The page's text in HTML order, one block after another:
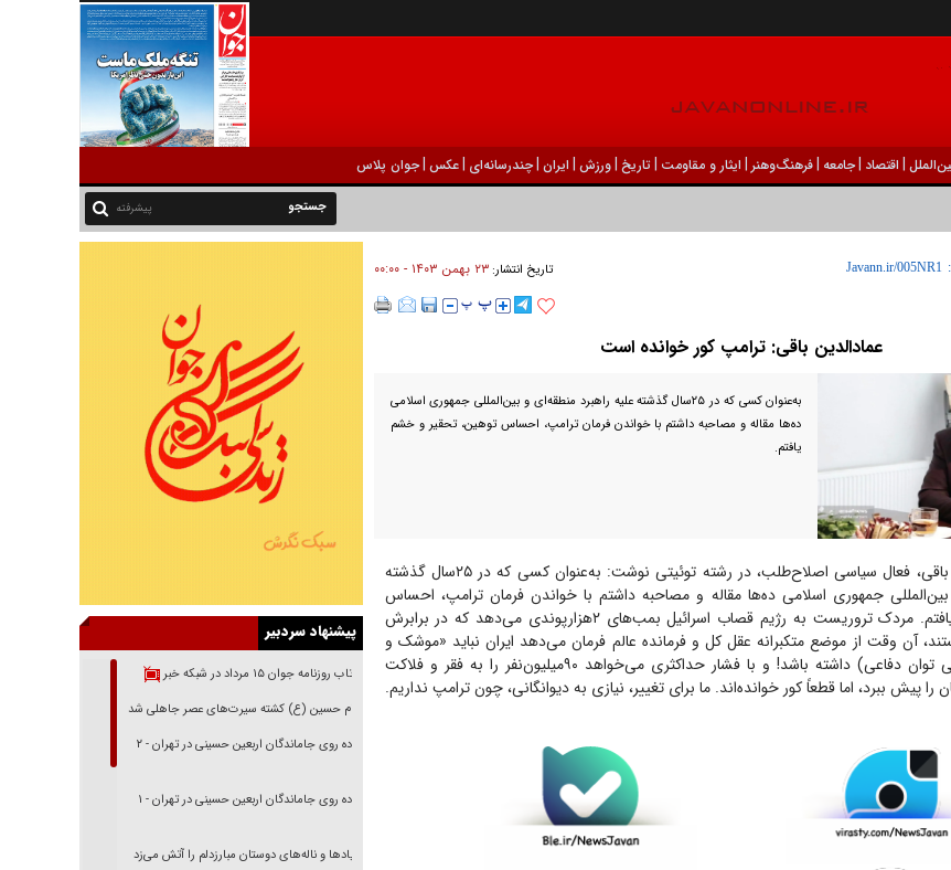
| اقتصاد |جامعه |فرهنگ‌و‌هنر | ایثار و مقاومت |تاریخ |ورزش | ايران |چندرسانه‌ای |عکس |جوان پلاس
پیشرفته
تاریخ انتشار:۲۳ بهمن ۱۴۰۳ - ۰۰:۰۰
عمادالدین باقی: ترامپ کور خوانده است
به‌عنوان کسی که در ۲۵سال گذشته علیه راهبرد منطقه‌ای و بین‌المللی جمهوری اسلامی
ده‌ها مقاله و مصاحبه داشتم با خواندن فرمان ترامپ، احساس توهین، تحقیر و خشم
یافتم.
عمادالدین باقی، فعال سیاسی اصلاح‌طلب، در رشته توئیتی نوشت: به‌عنوان کسی که در ۲۵سال گذشته
بین‌المللی جمهوری اسلامی ده‌ها مقاله و مصاحبه داشتم با خواندن فرمان ترامپ، احساس
توهین، تحقیر و خشم یافتم. مردک تروریست به رژیم قصاب اسرائیل بمب‌های ۲هزارپوندی می‌دهد که در برابرش
آن وقت از موضع متکبرانه عقل کل و فرمانده عالم فرمان می‌دهد ایران نباید «موشک و
تسلیحات متعارف» (یعنی توان دفاعی) داشته باشد! و با فشار حداکثری می‌خواهد ۹۰میلیون‌نفر را به فقر و فلاکت
را پیش ببرد، اما قطعاً کور خوانده‌اند. ما برای تغییر، نیازی به دیوانگانی، چون ترامپ نداریم.
پیشنهاد سردبیر
بازتاب روزنامه جوان ۱۵ مرداد در شبکه خبر
امام حسین (ع) کشته سیرت‌های عصر جاهلی شد
پیاده روی جاماندگان اربعین حسینی در تهران - ۲
پیاده روی جاماندگان اربعین حسینی در تهران - ۱
فریاد‌ها و ناله‌های دوستان مبارزدلم را آتش می‌زد